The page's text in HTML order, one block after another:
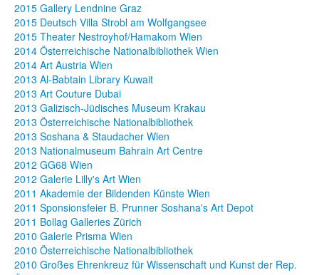
2015 Gallery Lendnine Graz
2015 Deutsch Villa Strobl am Wolfgangsee
2015 Theater Nestroyhof/Hamakom Wien
2014 Österreichische Nationalbibliothek Wien
2014 Art Austria Wien
2013 Al-Babtain Library Kuwait
2013 Art Couture Dubai
2013 Galizisch-Jüdisches Museum Krakau
2013 Österreichische Nationalbibliothek
2013 Soshana & Staudacher Wien
2013 Nationalmuseum Bahrain Art Centre
2012 GG68 Wien
2012 Galerie Lilly's Art Wien
2011 Akademie der Bildenden Künste Wien
2011 Sponsionsfeier B. Prunner Soshana's Art Depot
2011 Bollag Galleries Zürich
2010 Galerie Prisma Wien
2010 Österreichische Nationalbibliothek
2010 Großes Ehrenkreuz für Wissenschaft und Kunst der Rep.